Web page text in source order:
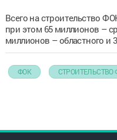
Всего на строительство
при этом 65 миллионов –
миллионов – областного и
ФОК СТРОИТЕЛЬСТВО